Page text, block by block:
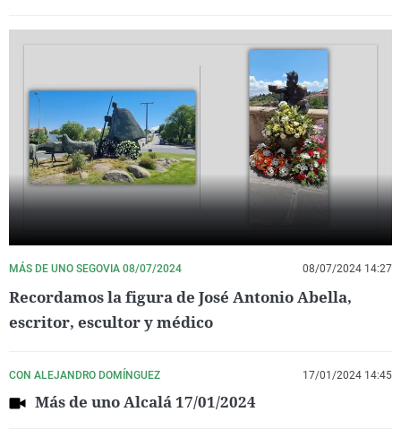
MÁS DE UNO SEGOVIA 08/07/2024 08/07/2024 14:27
Recordamos la figura de José Antonio Abella,
escritor, escultor y médico
CON ALEJANDRO DOMÍNGUEZ 17/01/2024 14:45
Más de uno Alcalá 17/01/2024